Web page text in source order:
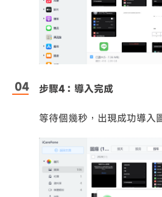
步驟4：導入完成
等待個幾秒，出現成功導入